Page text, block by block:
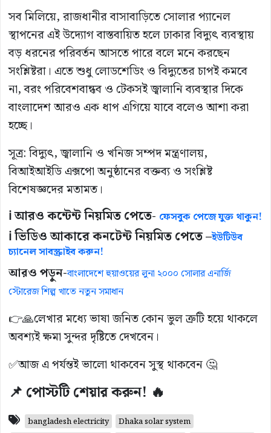
সব মিলিয়ে, রাজধানীর বাসাবাড়িতে সোলার প্যানেল
স্থাপনের এই উদ্যোগ বাস্তবায়িত হলে ঢাকার বিদ্যুৎ ব্যবস্থায়
বড় ধরনের পরিবর্তন আসতে পারে বলে মনে করছেন
সংশ্লিষ্টরা। এতে শুধু লোডশেডিং ও বিদ্যুতের চাপই কমবে
না, বরং পরিবেশবান্ধব ও টেকসই জ্বালানি ব্যবস্থার দিকে
বাংলাদেশ আরও এক ধাপ এগিয়ে যাবে বলেও আশা করা
হচ্ছে।
সূত্র: বিদ্যুৎ, জ্বালানি ও খনিজ সম্পদ মন্ত্রণালয়,
বিআইআইডি এক্সপো অনুষ্ঠানের বক্তব্য ও সংশ্লিষ্ট
বিশেষজ্ঞদের মতামত।
ℹ️ আরও কন্টেন্ট নিয়মিত পেতে- ফেসবুক পেজে যুক্ত থাকুন!
ℹ️ ভিডিও আকারে কনটেন্ট নিয়মিত পেতে –ইউটিউব
চ্যানেল সাবস্ক্রাইব করুন!
আরও পড়ুন-বাংলাদেশে হুয়াওয়ের লুনা ২০০০ সোলার এনার্জি
স্টোরেজ শিল্প খাতে নতুন সমাধান
👉🙏লেখার মধ্যে ভাষা জনিত কোন ভুল ত্রুটি হয়ে থাকলে
অবশ্যই ক্ষমা সুন্দর দৃষ্টিতে দেখবেন।
✅আজ এ পর্যন্তই ভালো থাকবেন সুস্থ থাকবেন 🤔
📌 পোস্টটি শেয়ার করুন! 🔥
bangladesh electricity
Dhaka solar system